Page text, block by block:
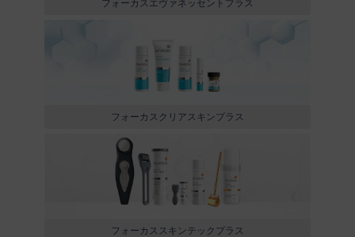
フォーカスエヴァネッセントプラス
フォーカスクリアスキンプラス
フォーカススキンテックプラス